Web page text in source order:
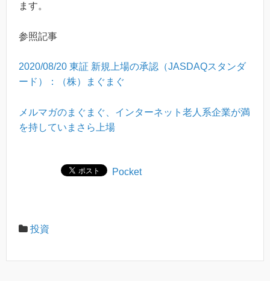
ます。
参照記事
2020/08/20 東証 新規上場の承認（JASDAQスタンダ
ード）：（株）まぐまぐ
メルマガのまぐまぐ、インターネット老人系企業が満
を持していまさら上場
Pocket
投資